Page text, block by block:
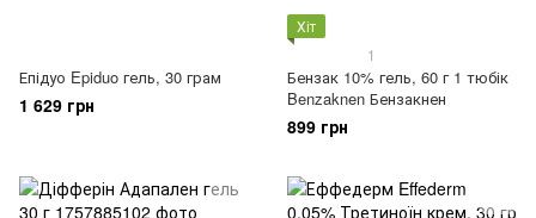
Епідуо Epiduo гель, 30 грам
1 629 грн
Хіт
1
Бензак 10% гель, 60 г 1 тюбік
Benzaknen Бензакнен
899 грн